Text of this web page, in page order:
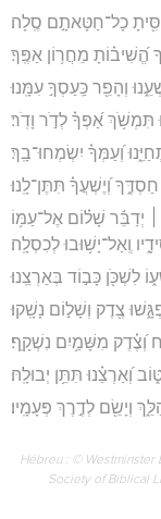
כָל־חַטָּאתָ֣ם סֶֽלָה׃
מֵחֲר֥וֹן אַפֶּֽךָ׃
וְהָפֵ֖ר כַּֽעַסְךָ֣ עִמָּֽנוּ׃
תִּמְשֹׁ֥ךְ אַ֝פְּךָ֗ לְדֹ֣ר וָדֹֽר׃
וְ֝עַמְּךָ֗ יִשְׂמְחוּ־בָֽךְ׃
וְ֝יֶשְׁעֲךָ֗ תִּתֶּן־לָֽנוּ׃
יְדַבֵּ֬ר שָׁל֗וֹם אֶל־עַמּ֥וֹ
וְֽאַל־יָשׁ֥וּבוּ לְכִסְלָֽה׃
לִשְׁכֹּ֖ן כָּב֣וֹד בְּאַרְצֵֽנוּ׃
צֶ֖דֶק וְשָׁל֣וֹם נָשָֽׁקוּ׃
מִשָּׁמַ֥יִם נִשְׁקָֽף׃
וְ֝אַרְצֵ֗נוּ תִּתֵּ֥ן יְבוּלָֽהּ׃
וְיָשֵׂ֖ם לְדֶ֣רֶךְ פְּעָמָֽיו׃
Hébreu : © Westminster
Society of Biblical